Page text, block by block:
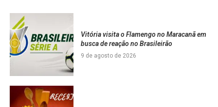
Vitória visita o Flamengo no Maracanã em
busca de reação no Brasileirão
9 de agosto de 2026